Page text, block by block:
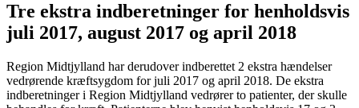
Tre ekstra indberetninger for henholdsvis
juli 2017, august 2017 og april 2018
Region Midtjylland har derudover indberettet 2 ekstra hændelser
vedrørende kræftsygdom for juli 2017 og april 2018. De ekstra
indberetninger i Region Midtjylland vedrører to patienter, der skulle